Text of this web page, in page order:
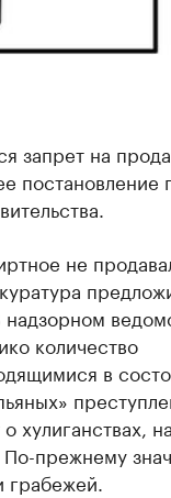
запрет на
постановление
не
количество
в
хулиганствах,
прежнему
грабежей.